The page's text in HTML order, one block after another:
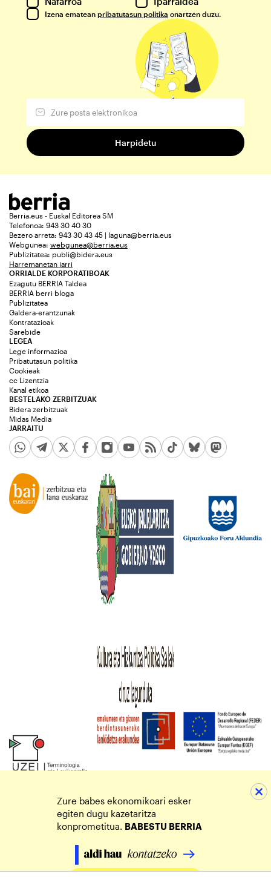
Izena ematean pribatutasun politika onartzen duzu.
Berria.eus - Euskal Editorea SM
Telefonoa: 943 30 40 30
Bezero arreta: 943 30 43 45 | laguna@berria.eus
Webgunea: webgunea@berria.eus
Publizitatea: publi@bidera.eus
Harremanetan jarri
ORRIALDE KORPORATIBOAK
Ezagutu BERRIA Taldea
BERRIA berri bloga
Publizitatea
Galdera-erantzunak
Kontratazioak
Sarebide
JARRAITU
LEGEA
Lege informazioa
Pribatutasun politika
Cookieak
cc Lizentzia
Kanal etikoa
BESTELAKO ZERBITZUAK
Bidera zerbitzuak
Midas Media
Zure babes ekonomikoari esker
egiten dugu kazetaritza
konprometitua. BABESTU BERRIA